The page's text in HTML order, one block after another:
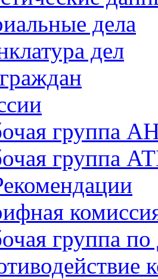
дела
дел
группа
группа
группа